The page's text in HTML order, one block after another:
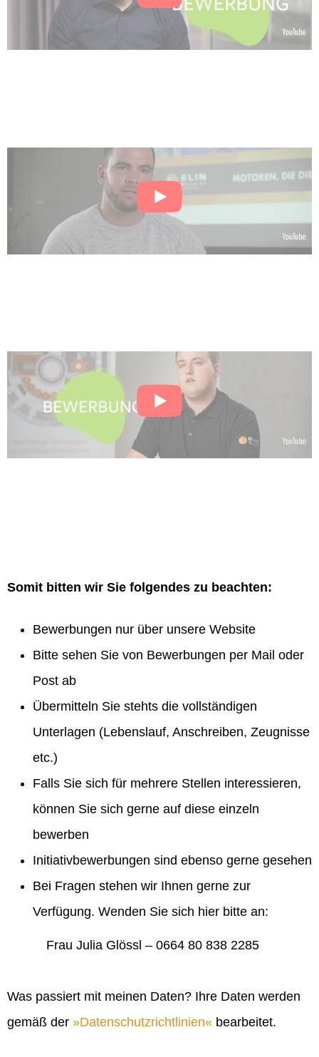
Somit bitten wir Sie folgendes zu beachten:
Bewerbungen nur über unsere Website
Bitte sehen Sie von Bewerbungen per Mail oder
Post ab
Übermitteln Sie stehts die vollständigen
Unterlagen (Lebenslauf, Anschreiben, Zeugnisse
etc.)
Falls Sie sich für mehrere Stellen interessieren,
können Sie sich gerne auf diese einzeln
bewerben
Initiativbewerbungen sind ebenso gerne gesehen
Bei Fragen stehen wir Ihnen gerne zur
Verfügung. Wenden Sie sich hier bitte an:
Frau Julia Glössl – 0664 80 838 2285
Was passiert mit meinen Daten? Ihre Daten werden
gemäß der
Datenschutzrichtlinien bearbeitet.